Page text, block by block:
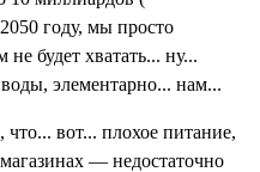
году, мы просто
будет хватать... ну...
элементарно... нам...
вот... плохое питание,
— недостаточно